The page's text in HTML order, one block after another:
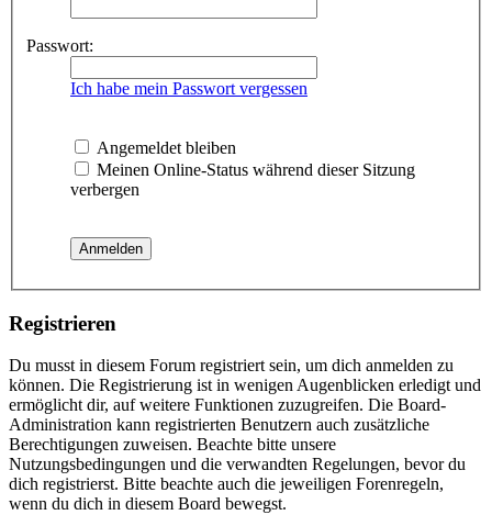
Passwort:
Ich habe mein Passwort vergessen
Angemeldet bleiben
Meinen Online-Status während dieser Sitzung
verbergen
Registrieren
Du musst in diesem Forum registriert sein, um dich anmelden zu
können. Die Registrierung ist in wenigen Augenblicken erledigt und
ermöglicht dir, auf weitere Funktionen zuzugreifen. Die Board-
Administration kann registrierten Benutzern auch zusätzliche
Berechtigungen zuweisen. Beachte bitte unsere
Nutzungsbedingungen und die verwandten Regelungen, bevor du
dich registrierst. Bitte beachte auch die jeweiligen Forenregeln,
wenn du dich in diesem Board bewegst.